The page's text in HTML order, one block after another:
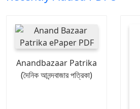
Anandbazaar Patrika
(দৈনিক আনন্দবাজার পত্রিকা)